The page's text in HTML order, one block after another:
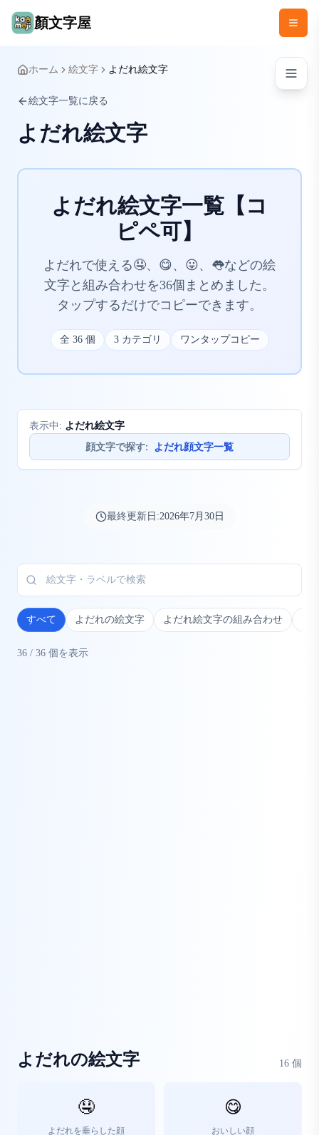
顏文字屋
ホーム 絵文字 よだれ絵文字
絵文字一覧に戻る
よだれ絵文字
よだれ絵文字一覧【コ
ピペ可】
よだれで使える🤤、😋、😛、👅などの絵
文字と組み合わせを36個まとめました。
タップするだけでコピーできます。
全 36個 3カテゴリ ワンタップコピー
表示中: よだれ絵文字
顔文字で探す: よだれ顔文字一覧
最終更新日:2026年7月30日
すべて よだれの絵文字 よだれ絵文字の組み合わせ
36 / 36 個を表示
よだれの絵文字 16 個
🤤
よだれを垂らした顔
😋
おいしい顔